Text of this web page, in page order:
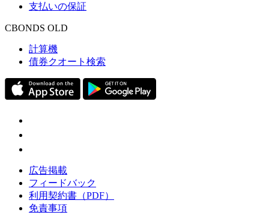
支払いの保証
CBONDS OLD
計算機
債券クオート検索
広告掲載
フィードバック
利用契約書（PDF）
免責事項